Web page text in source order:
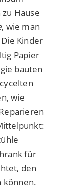
Hause
, wie man
Kinder
Papier
bauten
wie
für
den
können.